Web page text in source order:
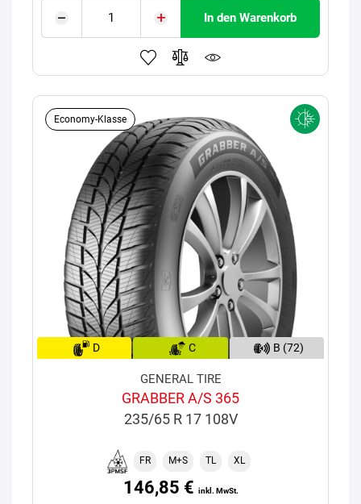
In den Warenkorb
Economy-Klasse
D C B (72)
GENERAL TIRE
GRABBER A/S 365
235/65 R 17 108V
FR M+S TL XL
146,85 € inkl. MwSt.